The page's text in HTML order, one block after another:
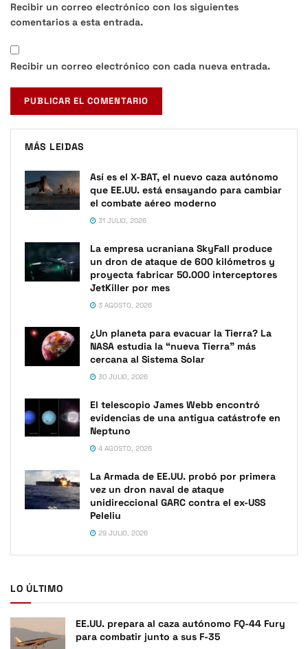
Recibir un correo electrónico con los siguientes
comentarios a esta entrada.
Recibir un correo electrónico con cada nueva entrada.
MÁS LEIDAS
Así es el X-BAT, el nuevo caza autónomo
que EE.UU. está ensayando para cambiar
el combate aéreo moderno
31 JULIO, 2026
La empresa ucraniana SkyFall produce
un dron de ataque de 600 kilómetros y
proyecta fabricar 50.000 interceptores
JetKiller por mes
3 AGOSTO, 2026
¿Un planeta para evacuar la Tierra? La
NASA estudia la “nueva Tierra” más
cercana al Sistema Solar
30 JULIO, 2026
El telescopio James Webb encontró
evidencias de una antigua catástrofe en
Neptuno
4 AGOSTO, 2026
La Armada de EE.UU. probó por primera
vez un dron naval de ataque
unidireccional GARC contra el ex-USS
Peleliu
29 JULIO, 2026
LO ÚLTIMO
EE.UU. prepara al caza autónomo FQ-44 Fury
para combatir junto a sus F-35